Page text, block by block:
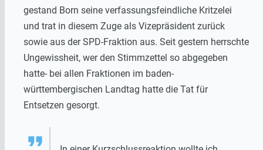
gestand Born seine verfassungsfeindliche Kritzelei
und trat in diesem Zuge als Vizepräsident zurück
sowie aus der SPD-Fraktion aus. Seit gestern herrschte
Ungewissheit, wer den Stimmzettel so abgegeben
hatte- bei allen Fraktionen im baden-
württembergischen Landtag hatte die Tat für
Entsetzen gesorgt.